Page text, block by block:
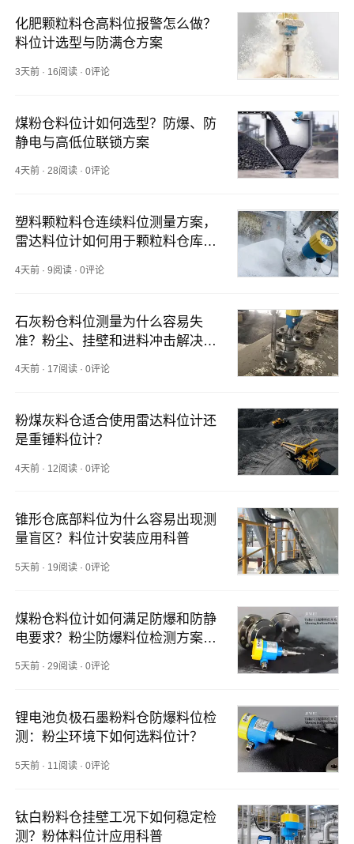
化肥颗粒料仓高料位报警怎么做？
料位计选型与防满仓方案
3天前 · 16阅读 ·0评论
煤粉仓料位计如何选型？防爆、防
静电与高低位联锁方案
4天前 ·28阅读 ·0评论
塑料颗粒料仓连续料位测量方案，
雷达料位计如何用于颗粒料仓库存
4天前 ·9阅读 ·0评论
石灰粉仓料位测量为什么容易失
准？粉尘、挂壁和进料冲击解决方
4天前 · 17阅读 ·0评论
粉煤灰料仓适合使用雷达料位计还
是重锤料位计？
4天前 · 12阅读 ·0评论
锥形仓底部料位为什么容易出现测
量盲区？料位计安装应用科普
5天前 · 19阅读 ·0评论
煤粉仓料位计如何满足防爆和防静
电要求？粉尘防爆料位检测方案解
5天前 ·29阅读 ·0评论
锂电池负极石墨粉料仓防爆料位检
测：粉尘环境下如何选料位计？
5天前 · 11阅读 ·0评论
钛白粉料仓挂壁工况下如何稳定检
测？粉体料位计应用科普